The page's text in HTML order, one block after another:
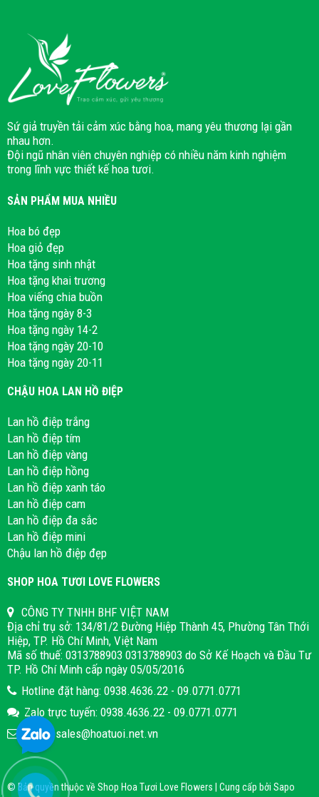
Sứ giả truyền tải cảm xúc bằng hoa, mang yêu thương lại gần
nhau hơn.
Đội ngũ nhân viên chuyên nghiệp có nhiều năm kinh nghiệm
trong lĩnh vực thiết kế hoa tươi.
SẢN PHẨM MUA NHIỀU
Hoa bó đẹp
Hoa giỏ đẹp
Hoa tặng sinh nhật
Hoa tặng khai trương
Hoa viếng chia buồn
Hoa tặng ngày 8-3
Hoa tặng ngày 14-2
Hoa tặng ngày 20-10
Hoa tặng ngày 20-11
CHẬU HOA LAN HỒ ĐIỆP
Lan hồ điệp trắng
Lan hồ điệp tím
Lan hồ điệp vàng
Lan hồ điệp hồng
Lan hồ điệp xanh táo
Lan hồ điệp cam
Lan hồ điệp đa sắc
Lan hồ điệp mini
Chậu lan hồ điệp đẹp
SHOP HOA TƯƠI LOVE FLOWERS
CÔNG TY TNHH BHF VIỆT NAM
Địa chỉ trụ sở: 134/81/2 Đường Hiệp Thành 45, Phường Tân Thới
Hiệp, TP. Hồ Chí Minh, Việt Nam
Mã số thuế: 0313788903 0313788903 do Sở Kế Hoạch và Đầu Tư
TP. Hồ Chí Minh cấp ngày 05/05/2016
Hotline đặt hàng: 0938.4636.22 - 09.0771.0771
Zalo trực tuyến: 0938.4636.22 - 09.0771.0771
Email: sales@hoatuoi.net.vn
© Bản quyền thuộc về Shop Hoa Tươi Love Flowers | Cung cấp bởi Sapo